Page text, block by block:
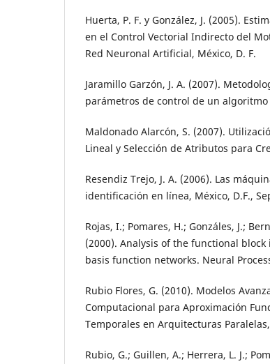
Huerta, P. F. y González, J. (2005).
en el Control Vectorial Indirecto del
Red Neuronal Artificial, México, D. F.
Jaramillo Garzón, J. A. (2007).
parámetros de control de un
Maldonado Alarcón, S. (2007).
Lineal y Selección de Atributos para
Resendiz Trejo, J. A. (2006). Las
identificación en línea, México, D.F.,
Rojas, I.; Pomares, H.; Gonzáles, J.;
(2000). Analysis of the functional
basis function networks. Neural
Rubio Flores, G. (2010). Modelos
Computacional para Aproximación
Temporales en Arquitecturas
Rubio, G.; Guillen, A.; Herrera, L. J.;